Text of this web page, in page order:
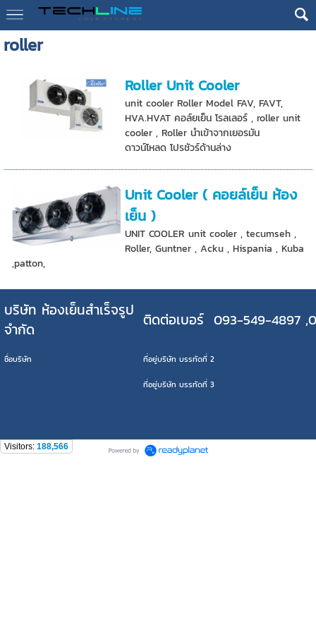
roller
Roller Unit Cooler
unit cooler Roller Model FAV, FAVT,
HVA.HVAT คอล์ยเย็น โรลเลอร์ , roller unit
cooler , Roller นำเข้าจากเยอรมัน
ดาวน์โหลด โปรชัวร์ด้านล่าง
Unit Cooler ( คอยล์เย็น ห้อง
เย็น )
UNIT COOLER unit cooler , tecumseh ,
Roller, Guntner , Acku , Hispania , Kuba
,patton,
บริษัท ห้องเย็นสำเร็จรูป
จำกัด
ติดต่อเบอร์ 093-549-4897
ชื่อบริษัท ที่อยู่บริษัท บรรทัดที่ 2
ที่อยู่บริษัท บรรทัดที่ 3
Visitors: 188,566